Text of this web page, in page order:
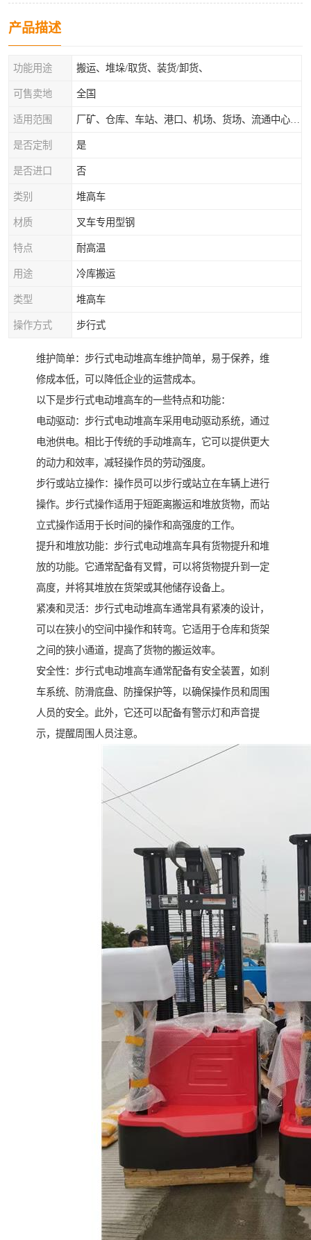
产品描述
功能用途 搬运、堆垛/取货、装货/卸货、
可售卖地 全国
适用范围
是否定制 是
是否进口 否
类别 堆高车
材质 叉车专用型钢
特点 耐高温
用途 冷库搬运
类型 堆高车
操作方式 步行式
维护简单：步行式电动堆高车维护简单，易于保养，维
修成本低，可以降低企业的运营成本。
以下是步行式电动堆高车的一些特点和功能：
电动驱动：步行式电动堆高车采用电动驱动系统，通过
电池供电。相比于传统的手动堆高车，它可以提供更大
的动力和效率，减轻操作员的劳动强度。
步行或站立操作：操作员可以步行或站立在车辆上进行
操作。步行式操作适用于短距离搬运和堆放货物，而站
立式操作适用于长时间的操作和高强度的工作。
提升和堆放功能：步行式电动堆高车具有货物提升和堆
放的功能。它通常配备有叉臂，可以将货物提升到一定
高度，并将其堆放在货架或其他储存设备上。
紧凑和灵活：步行式电动堆高车通常具有紧凑的设计，
可以在狭小的空间中操作和转弯。它适用于仓库和货架
之间的狭小通道，提高了货物的搬运效率。
安全性：步行式电动堆高车通常配备有安全装置，如刹
车系统、防滑底盘、防撞保护等，以确保操作员和周围
人员的安全。此外，它还可以配备有警示灯和声音提
示，提醒周围人员注意。